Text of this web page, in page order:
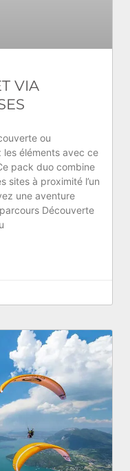
VIA
ou
les éléments avec ce
pack duo combine
sites à proximité l’un
une aventure
Découverte